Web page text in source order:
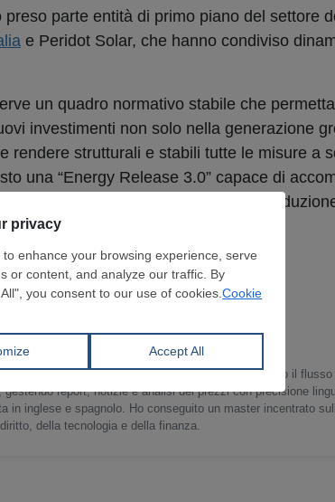
parte entità di primo piano del settore
e Peridot Solar, che hanno condiviso
un quadro normativo stabile che
investimenti non solo nella generazione
rendere strutturali e stabili tutte le misure a
una “Energy Release 3.0” capace di
contempo nuovi investimenti nella
», ha dichiarato Antonio Gozzi.
siderurgica globale, presso SteelOrbis facilito il flusso
report, notizie e analisi dei prezzi con precisione
in inglese e spagnolo. Ho conseguito un master incentrato
della tecnologia e della finanza.